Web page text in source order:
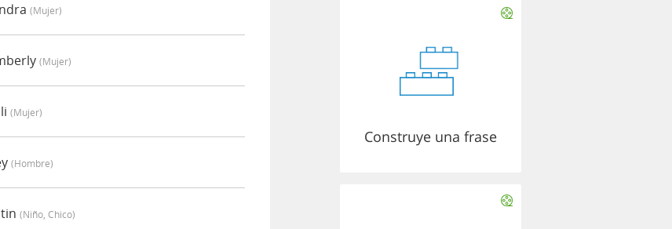
(mujer)
(mujer)
(mujer)
(hombre)
(niño, Chico)
Construye una frase